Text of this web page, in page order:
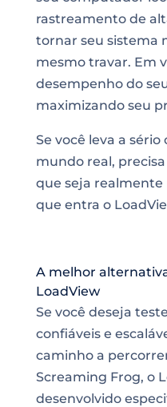
rastreamento de
tornar seu sistema
mesmo travar. Em
desempenho do
maximizando seu
Se você leva a
mundo real,
que seja realmente
que entra o
A melhor
LoadView
Se você deseja
confiáveis e
caminho a
Screaming Frog, o
desenvolvido